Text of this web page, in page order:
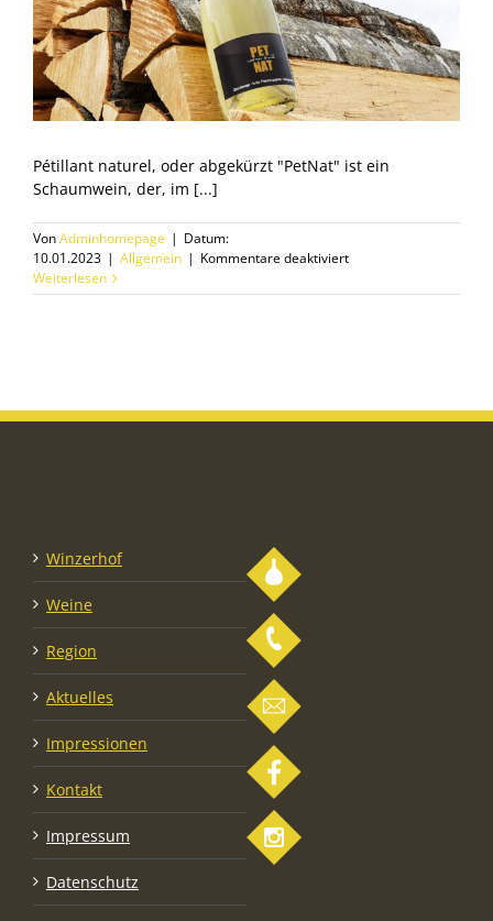
Pétillant naturel, oder abgekürzt "PetNat" ist ein
Schaumwein, der, im [...]
VonAdminhomepage | Datum:
10.01.2023 | Allgemein | Kommentare deaktiviertfür
ist
Weiterlesen
Winzerhof
Weine
Region
Aktuelles
Impressionen
Kontakt
Impressum
Datenschutz